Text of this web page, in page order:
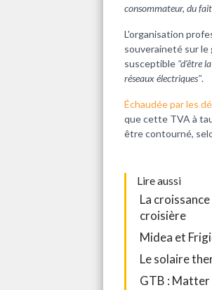
consommateur, du
L'organisation
souveraineté sur le
susceptible "d'être
réseaux électriques".
Échaudée par les
que cette TVA à
être contourné,
L ire aussi
La
croisière
Midea et
Le solaire
GTB : Matter